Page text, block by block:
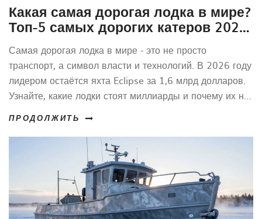
Какая самая дорогая лодка в мире?
Топ-5 самых дорогих катеров 2026
года
Самая дорогая лодка в мире - это не просто
транспорт, а символ власти и технологий. В 2026 году
лидером остаётся яхта Eclipse за 1,6 млрд долларов.
Узнайте, какие лодки стоят миллиарды и почему их не
ПРОДОЛЖИТЬ